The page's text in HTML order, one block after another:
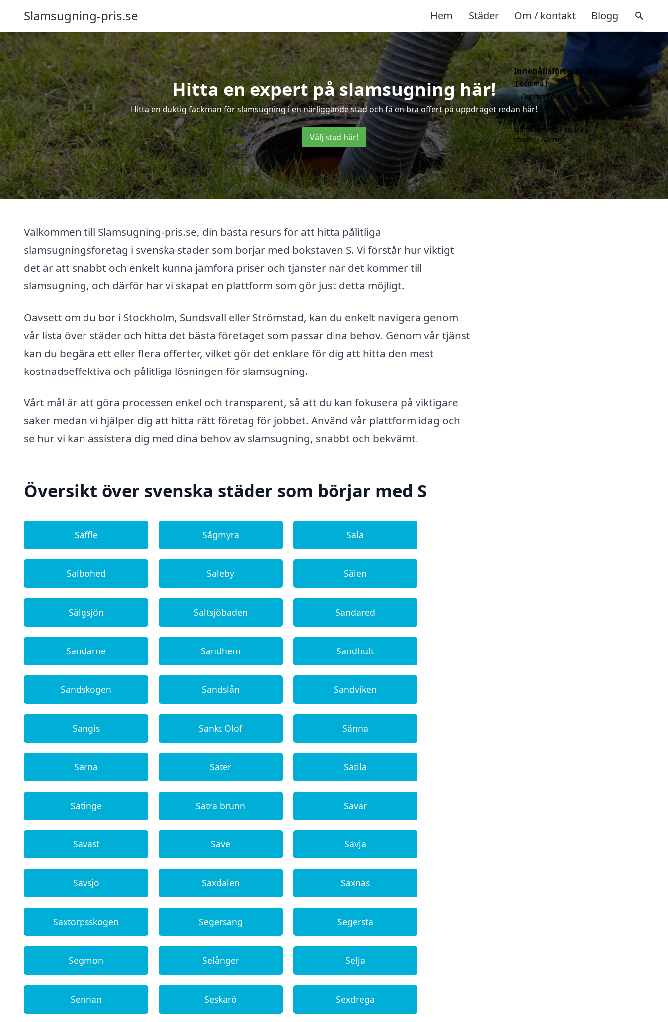
Slamsugning-pris.se Hem Städer Om / kontakt Blogg
Hitta en expert på slamsugning här!
Hitta en duktig fackman för slamsugning i en närliggande stad och få en bra offert på uppdraget redan här!
Välj stad här!
Välkommen till Slamsugning-pris.se, din bästa resurs för att hitta pålitliga
slamsugningsföretag i svenska städer som börjar med bokstaven S. Vi förstår hur viktigt
det är att snabbt och enkelt kunna jämföra priser och tjänster när det kommer till
slamsugning, och därför har vi skapat en plattform som gör just detta möjligt.
Oavsett om du bor i Stockholm, Sundsvall eller Strömstad, kan du enkelt navigera genom
vår lista över städer och hitta det bästa företaget som passar dina behov. Genom vår tjänst
kan du begära ett eller flera offerter, vilket gör det enklare för dig att hitta den mest
kostnadseffektiva och pålitliga lösningen för slamsugning.
Vårt mål är att göra processen enkel och transparent, så att du kan fokusera på viktigare
saker medan vi hjälper dig att hitta rätt företag för jobbet. Använd vår plattform idag och
se hur vi kan assistera dig med dina behov av slamsugning, snabbt och bekvämt.
Översikt över svenska städer som börjar med S
Säffle Sågmyra Sala
Salbohed Saleby Sälen
Sälgsjön Saltsjöbaden Sandared
Sandarne Sandhem Sandhult
Sandskogen Sandslån Sandviken
Sangis Sankt Olof Sänna
Särna Säter Sätila
Sätinge Sätra brunn Sävar
Sävast Säve Sävja
Sävsjö Saxdalen Saxnäs
Saxtorpsskogen Segersäng Segersta
Segmon Selånger Selja
Sennan Seskarö Sexdrega
Innehållsförteckning
gömma
1 Översikt över svenska
städer som börjar med S
2 Sök efter en skicklig
slamsugning i andra
städer i Sverige